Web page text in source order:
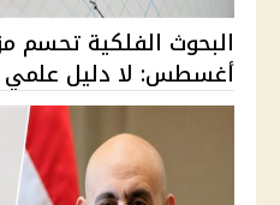
أغسطس: لا دليل علمي